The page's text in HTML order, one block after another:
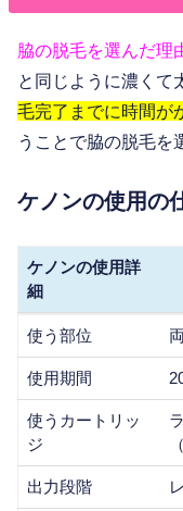
脇の脱毛を選んだ理
と同じように濃くて
毛完了までに時間が
うことで脇の脱毛を
ケノンの使用の
ケノンの使用詳
細
ケノンの使用詳
細
使う部位
使用期間
使うカートリッ
ジ
出力段階